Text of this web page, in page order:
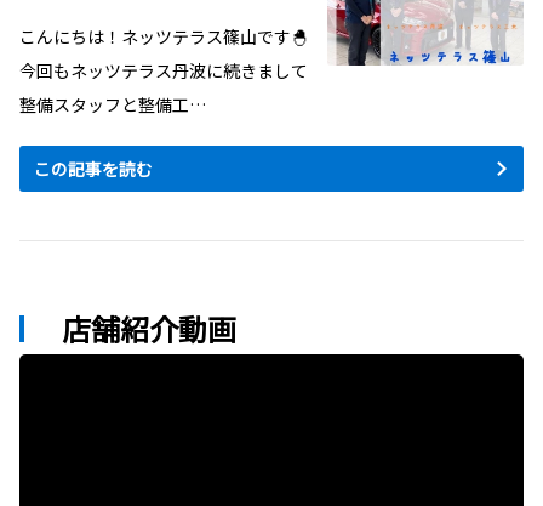
こんにちは！ネッツテラス篠山です🐣
今回もネッツテラス丹波に続きまして
整備スタッフと整備工…
この記事を読む
店舗紹介動画